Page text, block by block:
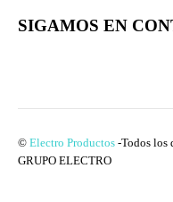
SIGAMOS EN
© Electro Productos -Todos los
GRUPO ELECTRO